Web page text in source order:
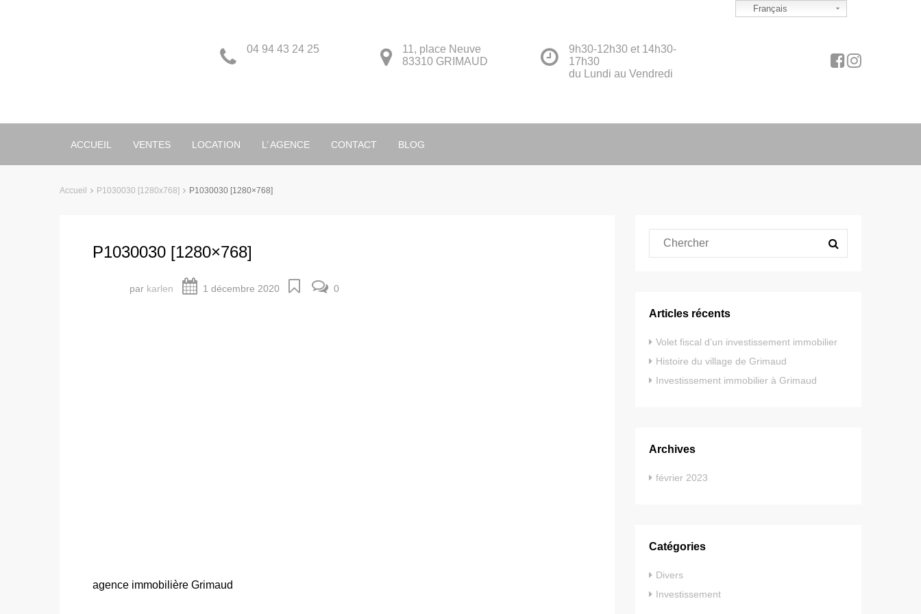
9h30-12h30 et 14h30-
17h30
du Lundi au Vendredi
11, place Neuve
83310 GRIMAUD
04 94 43 24 25
ACCUEIL VENTES LOCATION L’ AGENCE CONTACT BLOG
Accueil P1030030 [1280x768] P1030030 [1280×768]
P1030030 [1280×768]
par karlen 1 décembre 2020 0
agence immobilière Grimaud
Articles récents
Volet fiscal d’un investissement immobilier
Histoire du village de Grimaud
Investissement immobilier à Grimaud
Archives
février 2023
Catégories
Divers
Investissement
Français